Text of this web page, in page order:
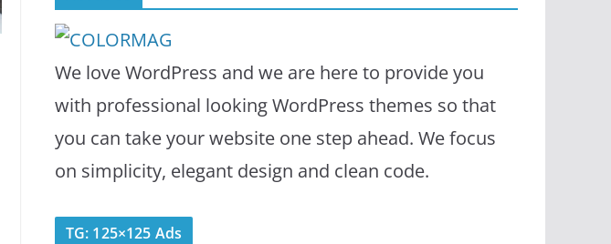
We love WordPress and we are here to provide you
with professional looking WordPress themes so that
you can take your website one step ahead. We focus
on simplicity, elegant design and clean code.
TG: 125×125 Ads